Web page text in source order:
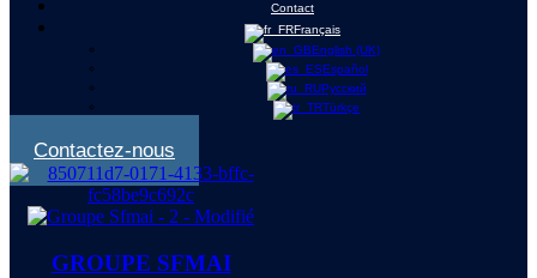
Contact
Français
English (UK)
Español
Русский
Türkçe
Contactez-nous
GROUPE SFMAI